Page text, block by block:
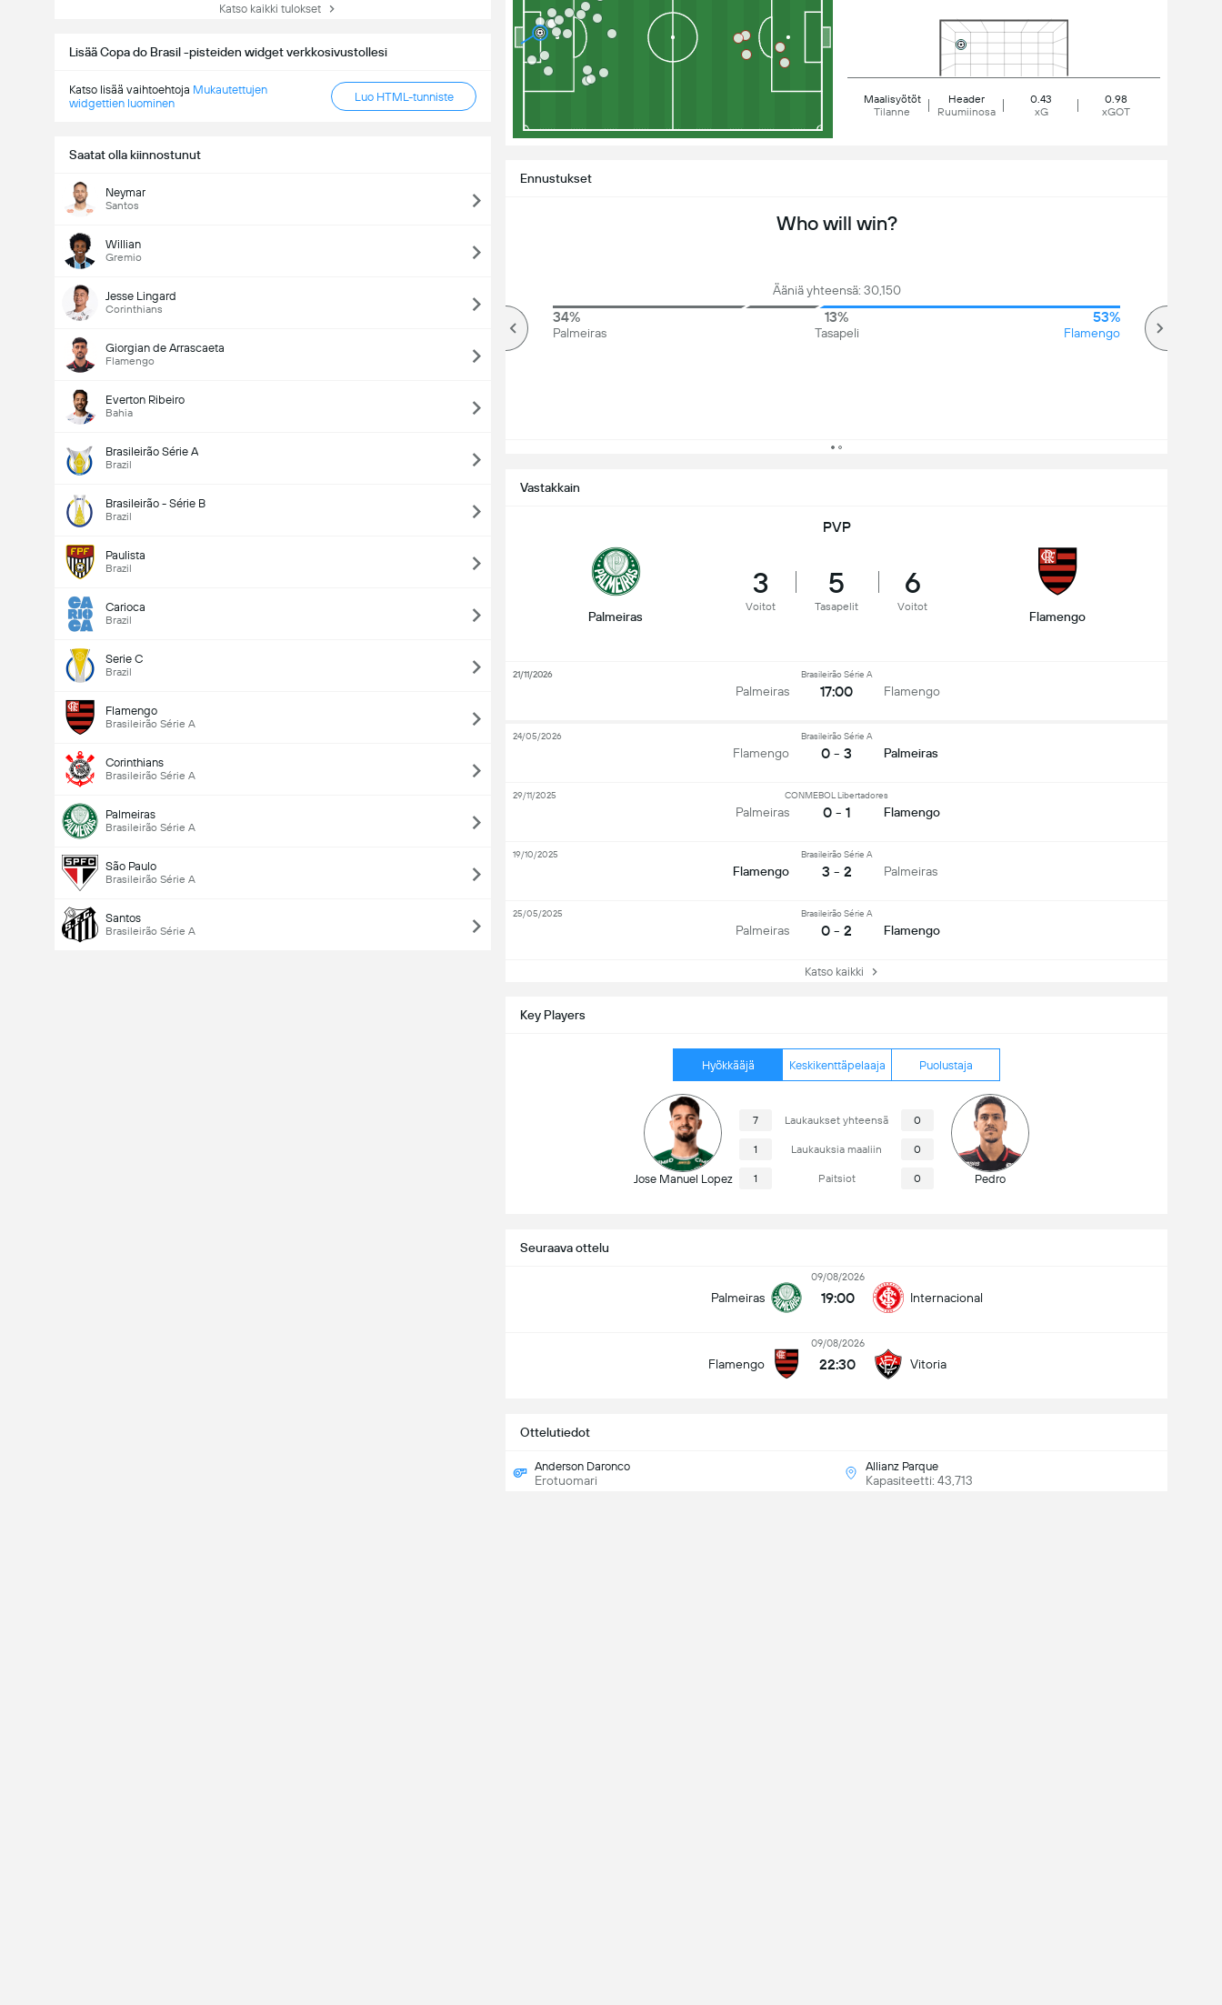
Katso kaikki tulokset
Lisää Copa do Brasil -pisteiden widget verkkosivustollesi
Katso lisää vaihtoehtoja Mukautettujen
widgettien luominen
Luo HTML-tunniste
Saatat olla kiinnostunut
Neymar
Santos
Willian
Gremio
Jesse Lingard
Corinthians
Giorgian de Arrascaeta
Flamengo
Everton Ribeiro
Bahia
Brasileirão Série A
Brazil
Brasileirão - Série B
Brazil
Paulista
Brazil
Carioca
Brazil
Serie C
Brazil
Flamengo
Brasileirão Série A
Corinthians
Brasileirão Série A
Palmeiras
Brasileirão Série A
São Paulo
Brasileirão Série A
Santos
Brasileirão Série A
Seuraava ottelu
Palmeiras
09/08/2026
19:00 Internacional
Flamengo
09/08/2026
22:30 Vitoria
Key Players
Hyökkääjä Keskikenttäpelaaja Puolustaja
Jose Manuel Lopez
7 Laukaukset yhteensä 0
1 Laukauksia maaliin 0
1 Paitsiot 0 Pedro
Maalisyötöt
Tilanne
Header
Ruumiinosa
0.43
xG
0.98
xGOT
Ottelutiedot
Anderson Daronco
Erotuomari
Allianz Parque
Kapasiteetti: 43,713
Ennustukset
Who will win?
Ääniä yhteensä: 30,150
34%
Palmeiras
13%
Tasapeli
53%
Flamengo
Ottelussa maaleja yhteensä (2.5)
Ääniä yhteensä: 2,939
Vastakkain
PVP
Palmeiras
3
Voitot
5
Tasapelit
6
Voitot
Flamengo
Palmeiras
Brasileirão Série A
17:00 Flamengo
21/11/2026
Flamengo
Brasileirão Série A
0 - 3 Palmeiras
24/05/2026
Palmeiras
CONMEBOL Libertadores
0 - 1 Flamengo
29/11/2025
Flamengo
Brasileirão Série A
3 - 2 Palmeiras
19/10/2025
Palmeiras
Brasileirão Série A
0 - 2 Flamengo
25/05/2025
Katso kaikki